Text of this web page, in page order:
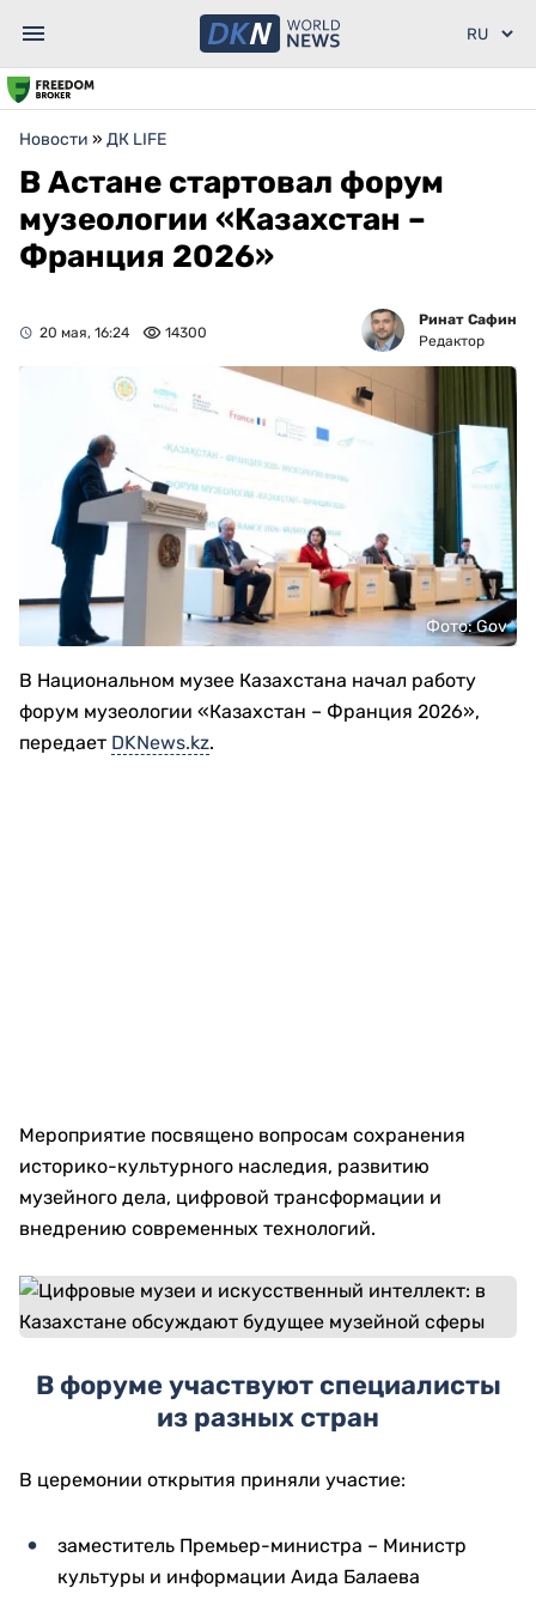
Новости » ДК LIFE
В Астане стартовал форум
музеологии «Казахстан –
Франция 2026»
20 мая, 16:24 14300
Ринат Сафин
Редактор
Фото: Gov
В Национальном музее Казахстана начал работу
форум музеологии «Казахстан – Франция 2026»,
передает DKNews.kz.
Мероприятие посвящено вопросам сохранения
историко-культурного наследия, развитию
музейного дела, цифровой трансформации и
внедрению современных технологий.
В форуме участвуют специалисты
из разных стран
В церемонии открытия приняли участие:
заместитель Премьер-министра – Министр
культуры и информации Аида Балаева